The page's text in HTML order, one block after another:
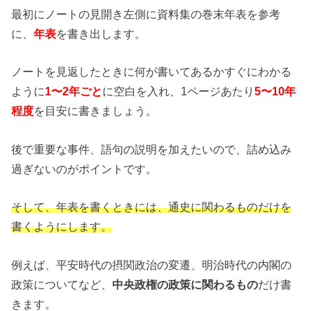
最初にノートの見開き左側に資料集の巻末年表を参考
に、年表を書き出します。
ノートを見返したときに何が書いてあるかすぐにわかる
ように1〜2年ごとに空白を入れ、1ページあたり5〜10年
程度を目安に書きましょう。
後で重要な事件、語句の説明を加えたいので、詰め込み
過ぎないのがポイントです。
そして、年表を書くときには、通史に関わるものだけを
書くようにします。
例えば、平安時代の摂関政治の変遷、明治時代の内閣の
政策についてなど、 中央政権の政策に関わるものだけ書
きます。